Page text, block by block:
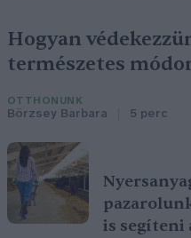
Hogyan
természetes
OTTHONUNK
Börzsey Barbara 5 perc
is segíteni